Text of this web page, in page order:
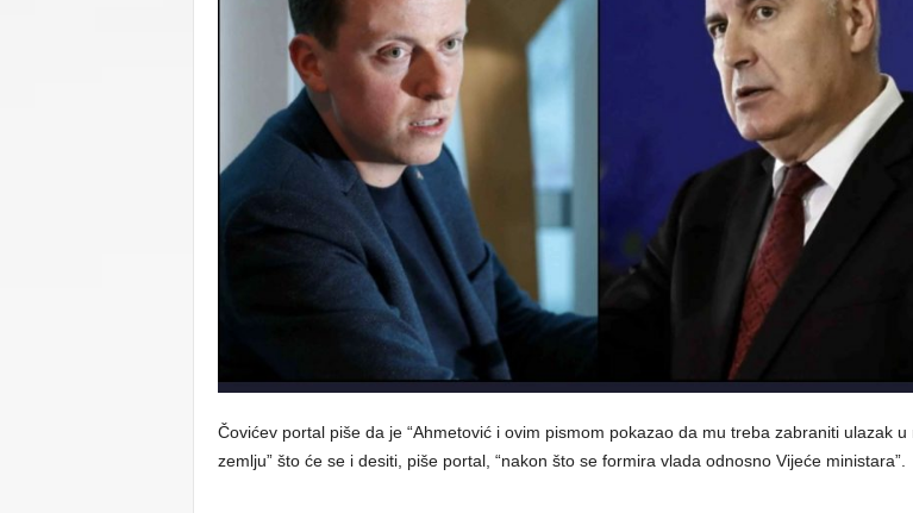
C
Čovićev portal piše da je “Ahmetović i ovim pismom pokazao da mu treba zabraniti ulazak u
zemlju” što će se i desiti, piše portal, “nakon što se formira vlada odnosno Vijeće ministara”.